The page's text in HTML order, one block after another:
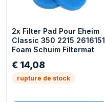
2x Filter Pad Pour Eheim
Classic 350 2215 2616151
Foam Schuim Filtermat
€ 14,08
rupture de stock